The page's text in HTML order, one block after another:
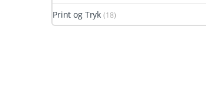
Print og Tryk (18)